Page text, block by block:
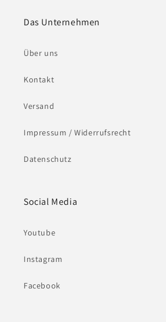
Das Unternehmen
Über uns
Kontakt
Versand
Impressum / Widerrufsrecht
Datenschutz
Social Media
Youtube
Instagram
Facebook